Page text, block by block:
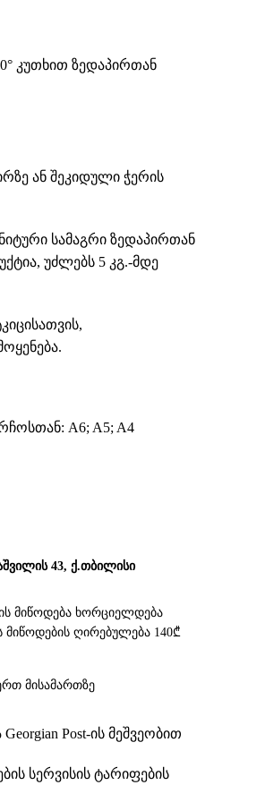
კუთხით ზედაპირთან
ან შეკიდული ჭერის
სამაგრი ზედაპირთან
უძლებს 5 კგ.-მდე
: A6; A5; A4
43, ქ.თბილისი
მიწოდება ხორციელდება
მიწოდების ღირებულება 140₾
მისამართზე
Post-ის მეშვეობით
სერვისის ტარიფების